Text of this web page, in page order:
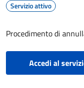
Servizio attivo
Procedimento di
Accedi al